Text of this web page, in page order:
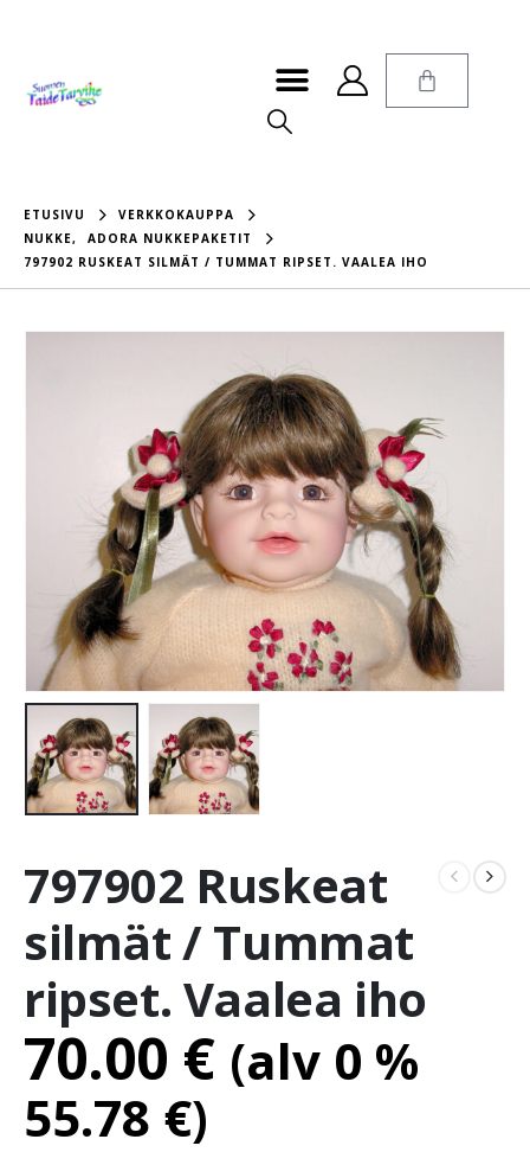
ETUSIVU
VERKKOKAUPPA
NUKKE,
ADORA NUKKEPAKETIT
797902 RUSKEAT SILMÄT / TUMMAT RIPSET. VAALEA IHO
797902 Ruskeat
silmät / Tummat
ripset. Vaalea iho
70.00 € (alv 0 %
55.78 €)